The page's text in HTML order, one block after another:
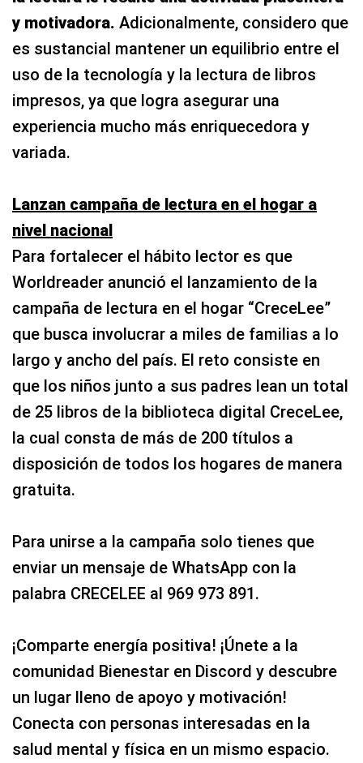
y motivadora. Adicionalmente, considero que
es sustancial mantener un equilibrio entre el
uso de la tecnología y la lectura de libros
impresos, ya que logra asegurar una
experiencia mucho más enriquecedora y
variada.
Lanzan campaña de lectura en el hogar a
nivel nacional
Para fortalecer el hábito lector es que
Worldreader anunció el lanzamiento de la
campaña de lectura en el hogar “CreceLee”
que busca involucrar a miles de familias a lo
largo y ancho del país. El reto consiste en
que los niños junto a sus padres lean un total
de 25 libros de la biblioteca digital CreceLee,
la cual consta de más de 200 títulos a
disposición de todos los hogares de manera
gratuita.
Para unirse a la campaña solo tienes que
enviar un mensaje de WhatsApp con la
palabra CRECELEE al 969 973 891.
¡Comparte energía positiva! ¡Únete a la
comunidad Bienestar en Discord y descubre
un lugar lleno de apoyo y motivación!
Conecta con personas interesadas en la
salud mental y física en un mismo espacio.